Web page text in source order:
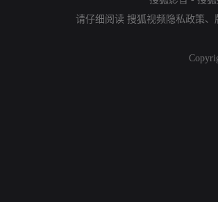
请仔细阅读 搜狐视频隐私政策、